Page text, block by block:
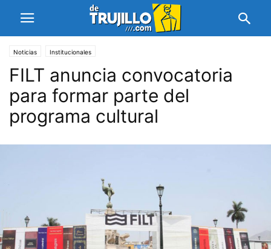
Noticias Institucionales
FILT anuncia convocatoria
para formar parte del
programa cultural